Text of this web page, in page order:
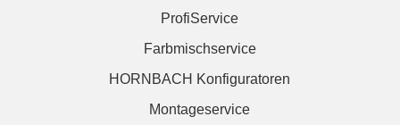
ProfiService
Farbmischservice
HORNBACH Konfiguratoren
Montageservice